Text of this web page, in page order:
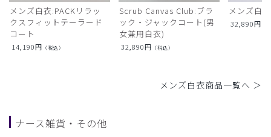
メンズ白衣:PACKリラッ
クスフィットテーラード
コート
14,190円 （税込）
Scrub Canvas Club:ブラ
ック・ジャックコート(男
女兼用白衣)
32,890円 （税込）
メンズ白
32,890円
メンズ白衣商品一覧へ ＞
ナース雑貨・その他